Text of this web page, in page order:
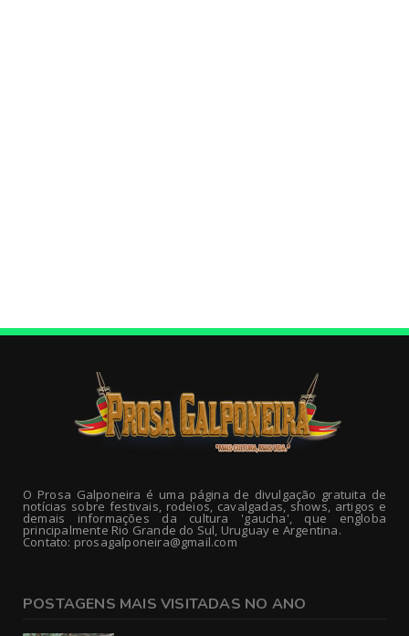
O Prosa Galponeira é uma página de divulgação gratuita de
notícias sobre festivais, rodeios, cavalgadas, shows, artigos e
demais informações da cultura 'gaucha', que engloba
principalmente Rio Grande do Sul, Uruguay e Argentina.
Contato: prosagalponeira@gmail.com
POSTAGENS MAIS VISITADAS NO ANO